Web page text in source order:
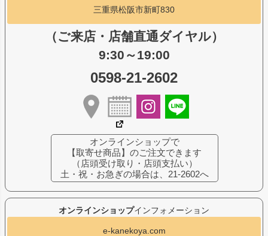
オンラインショップインフォメーション
e-kanekoya.com
三重県松阪市新町830
（ご来店・店舗直通ダイヤル）
9:30～19:00
0598-21-2602
オンラインショップで
【取寄せ商品】のご注文できます
（店頭受け取り・店頭支払い）
土・祝・お急ぎの場合は、21-2602へ